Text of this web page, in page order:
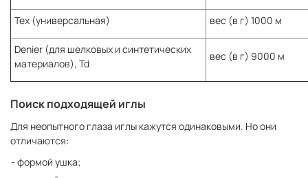
Tex (универсальная) вес (в г) 1000 м
Denier (для шелковых и синтетических
материалов), Td
вес (в г) 9000 м
Поиск подходящей иглы
Для неопытного глаза иглы кажутся одинаковыми. Но они
отличаются:
формой ушка;